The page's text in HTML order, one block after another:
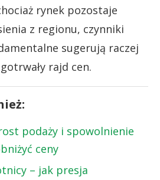
rynek pozostaje
z regionu, czynniki
sugerują raczej
rajd cen.
podaży i spowolnienie
ceny
– jak presja